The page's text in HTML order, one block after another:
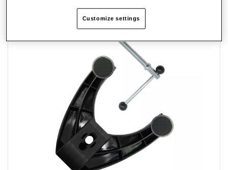
Customize settings